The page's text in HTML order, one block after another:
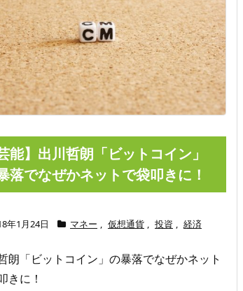
能】出川哲朗「ビットコイン」
落でなぜかネットで袋叩きに！
年1月24日 マネー , 仮想通貨 , 投資 , 経済
朗「ビットコイン」の暴落でなぜかネット
きに！